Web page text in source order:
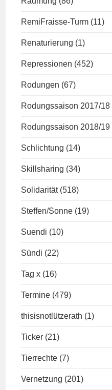
RemiFraisse-Turm (11)
Renaturierung (1)
Repressionen (452)
Rodungen (67)
Rodungssaison 2017/18
Rodungssaison 2018/19
Schlichtung (14)
Skillsharing (34)
Solidarität (518)
Steffen/Sonne (19)
Suendi (10)
Sündi (22)
Tag x (16)
Termine (479)
thisisnotlützerath (1)
Ticker (21)
Tierrechte (7)
Vernetzung (201)